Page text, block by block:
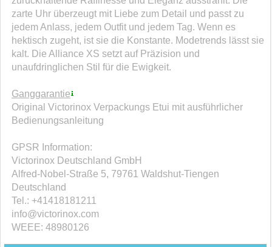
zarte Uhr überzeugt mit Liebe zum Detail und passt zu
jedem Anlass, jedem Outfit und jedem Tag. Wenn es
hektisch zugeht, ist sie die Konstante. Modetrends lässt sie
kalt. Die Alliance XS setzt auf Präzision und
unaufdringlichen Stil für die Ewigkeit.
Ganggarantie
Original Victorinox Verpackungs Etui mit ausführlicher
Bedienungsanleitung
GPSR Information:
Victorinox Deutschland GmbH
Alfred-Nobel-Straße 5, 79761 Waldshut-Tiengen
Deutschland
Tel.: +41418181211
info@victorinox.com
WEEE: 48980126